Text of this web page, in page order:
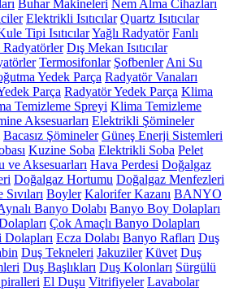
Buhar Makineleri Nem Alma Cihazları
Elektrikli Isıtıcılar Quartz Isıtıcılar
Tipi IsıtıcılarYağlı Radyatör Fanlı
Dış Mekan Isıtıcılar
Termosifonlar Şofbenler Ani Su
Yedek Parça Radyatör Vanaları
Parça Radyatör Yedek Parça Klima
Temizleme Spreyi Klima Temizleme
Aksesuarları Elektrikli Şömineler
Bacasız Şömineler Güneş Enerji Sistemleri
Kuzine Soba Elektrikli Soba Pelet
ve Aksesuarları Hava Perdesi Doğalgaz
Doğalgaz Hortumu Doğalgaz Menfezleri
Boyler Kalorifer Kazanı BANYO
Banyo Dolabı Banyo Boy Dolapları
Çok Amaçlı Banyo Dolapları
Dolapları Ecza Dolabı Banyo Rafları Duş
Duş Tekneleri Jakuziler Küvet Duş
Duş Başlıkları Duş Kolonları Sürgülü
El Duşu Vitrifiyeler Lavabolar